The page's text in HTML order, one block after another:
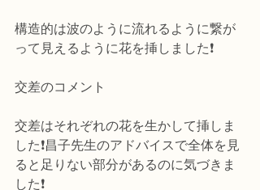
構造的は波のように流れるように繋が
って見えるように花を挿しました❗️
交差のコメント
交差はそれぞれの花を生かして挿しま
した❗昌子先生のアドバイスで全体を見
ると足りない部分があるのに気づきま
した❗